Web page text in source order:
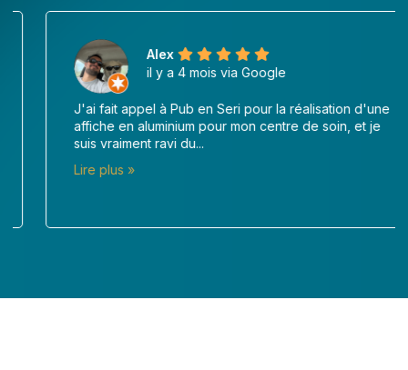
Alex
il y a 4 mois via Google
J'ai fait appel à Pub en Seri pour la réalisation d'une
affiche en aluminium pour mon centre de soin, et je
suis vraiment ravi du...
Lire plus »